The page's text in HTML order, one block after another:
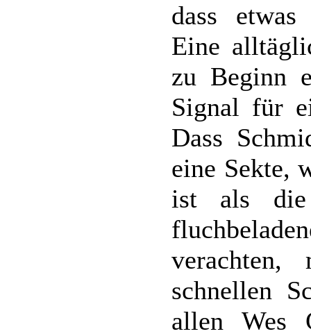
dass
Eine
zu Beginn
Signal für
Dass
eine Sekte,
ist als
schnellen
allen Wes